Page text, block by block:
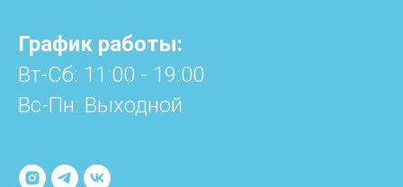
График работы:
Вт-Сб: 11:00 - 19:00
Вс-Пн: Выходной